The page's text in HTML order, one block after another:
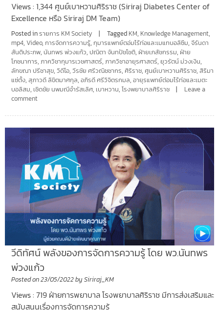
Views : 1,344 ศูนย์เบาหวานศิริราช (Siriraj Diabetes Center of
Excellence หรือ Siriraj DM Team)
Posted inรายการ KM Society Tagged KM, Knowledge Management,
mp4, Video, การจัดการความรู้, กุมารแพทย์ตอ่มไร้ท่อและเมแทบอลิซึม, จีรันดา
สันติประภพ, นันทพร พ่วงแก้ว, ปณิตา จันทปัชโชติ, ฝ่ายเภสัชกรรม, ฝ่าย
โภชนาการ, ภาควิชากุมารเวชศาสตร์, ภาควิชาอายุรศาสตร์, ยุวรัตน์ ม่วงเงิน,
ลักขณา ปรีชาสุข, วิดีโอ, วีรชัย ศรีวณิชชากร, ศิริราช, ศูนย์เบาหวานศิริราช, สิริมา
แซ่ตั้ง, สุภาวดี ลิขิตมาศกุล, อภิรดี ศรีวิจิตรกมล, อายุรแพทย์ต่อมไร้ท่อและเมตะ
บอลิสม, เชิดชัย นพมณีจำรัสเลิศ, เบาหวาน, โรงพยาบาลศิริราช
Leave a
comment
วีดิทัศน์ พลังของการจัดการความรู้ โดย พว.นันทพร
พ่วงแก้ว
Posted on23/05/2022by Siriraj_KM
Views : 719 ฝ่ายการพยาบาล โรงพยาบาลศิริราช มีการส่งเสริมและ
สนับสนุนเรื่องการจัดการความรู้